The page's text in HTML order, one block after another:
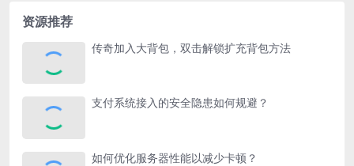
资源推荐
传奇加入大背包，双击解锁扩充背包方法
支付系统接入的安全隐患如何规避？
如何优化服务器性能以减少卡顿？